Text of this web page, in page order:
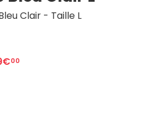
Clair - Taille L
00